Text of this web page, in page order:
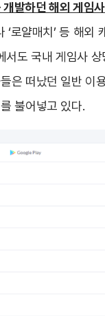
발하던 해외 게임
‘로얄매치’ 등 해
서도 국내 게임사
은 떠났던 일반 이
불어넣고 있다.